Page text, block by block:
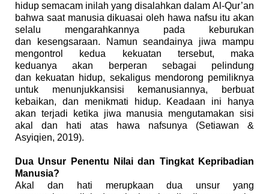
hidup semacam inilah yang disalahkan dalam Al-Qur’an
bahwa saat manusia dikuasai oleh hawa nafsu itu akan
selalu mengarahkannya pada keburukan
dan
kesengsaraan. Namunseandainya jiwa mampu
mengontrol kedua kekuatan tersebut, maka
keduanyaakan berperan sebagai pelindung
dan kekuatan hidup, sekaligus mendorong pemiliknya
untuk menunjukkansisi kemanusiannya, berbuat
kebaikan, dan menikmati hidup. Keadaan ini hanya
akan terjadi
ketika jiwa manusia mengutamakan sisi
akal dan hati atas hawa nafsunya (Setiawan
&
Asyiqien, 2019).
Dua Unsur Penentu Nilai dan Tingkat Kepribadian
Manusia?
Akal dan hati merupkaandua unsur yang